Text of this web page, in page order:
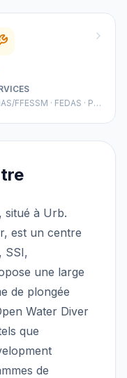
FFESSM · FEDAS · PADI
situé à Urb.
est un centre
SSI,
une large
de plongée
Water Diver
que
de